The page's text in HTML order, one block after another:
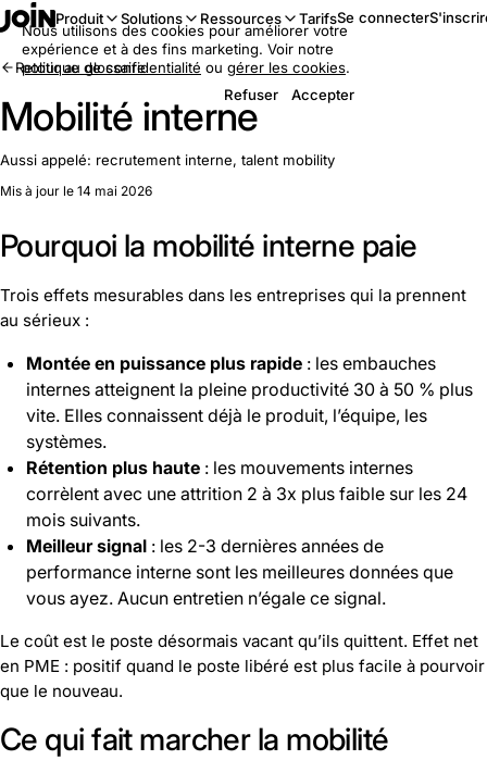
Produit Solutions Ressources TarifsSe connecter
Retour au glossaire
Mobilité interne
Aussi appelé: recrutement interne, talent mobility
Mis à jour le 14 mai 2026
Pourquoi la mobilité interne paie
Trois effets mesurables dans les entreprises qui la prennent
au sérieux :
Montée en puissance plus rapide : les embauches
internes atteignent la pleine productivité 30 à 50 % plus
vite. Elles connaissent déjà le produit, l’équipe, les
systèmes.
Rétention plus haute : les mouvements internes
corrèlent avec une attrition 2 à 3x plus faible sur les 24
mois suivants.
Meilleur signal : les 2-3 dernières années de
performance interne sont les meilleures données que
vous ayez. Aucun entretien n’égale ce signal.
Le coût est le poste désormais vacant qu’ils quittent. Effet net
en PME : positif quand le poste libéré est plus facile à pourvoir
que le nouveau.
Ce qui fait marcher la mobilité
Nous utilisons des cookies pour améliorer votre
expérience et à des fins marketing. Voir notre
politique de confidentialité ou gérer les cookies.
Refuser
Accepter